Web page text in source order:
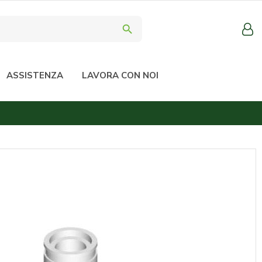
search
ASSISTENZA LAVORA CON NOI